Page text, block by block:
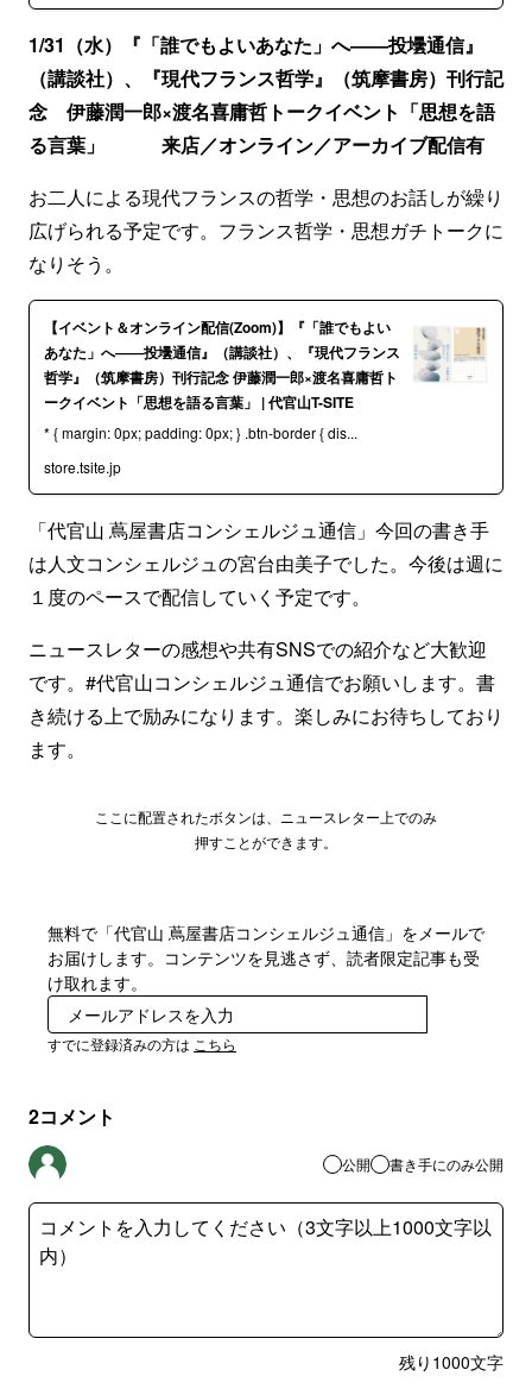
1/31（水）『「誰でもよいあなた」へ――投壜通信』
（講談社）、『現代フランス哲学』（筑摩書房）刊行記
念 伊藤潤一郎×渡名喜庸哲トークイベント「思想を語
る言葉」 来店／オンライン／アーカイブ配信有
お二人による現代フランスの哲学・思想のお話しが繰り
広げられる予定です。フランス哲学・思想ガチトークに
なりそう。
【イベント＆オンライン配信(Zoom)】『「誰でもよい
あなた」へ――投壜通信』（講談社）、『現代フランス
哲学』（筑摩書房）刊行記念 伊藤潤一郎×渡名喜庸哲ト
ークイベント「思想を語る言葉」 | 代官山T-SITE
* { margin: 0px; padding: 0px; } .btn-border { dis...
store.tsite.jp
「代官山 蔦屋書店コンシェルジュ通信」今回の書き手
は人文コンシェルジュの宮台由美子でした。今後は週に
１度のペースで配信していく予定です。
ニュースレターの感想や共有SNSでの紹介など大歓迎
です。#代官山コンシェルジュ通信でお願いします。書
き続ける上で励みになります。楽しみにお待ちしており
ます。
ここに配置されたボタンは、ニュースレター上でのみ
押すことができます。
無料で「代官山 蔦屋書店コンシェルジュ通信」をメールで
お届けします。コンテンツを見逃さず、読者限定記事も受
け取れます。
すでに登録済みの方は こちら
2コメント
公開 書き手にのみ公開
残り 1000文字